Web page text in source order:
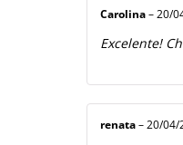
Carolina – 20/
Excelente!
renata – 20/04/